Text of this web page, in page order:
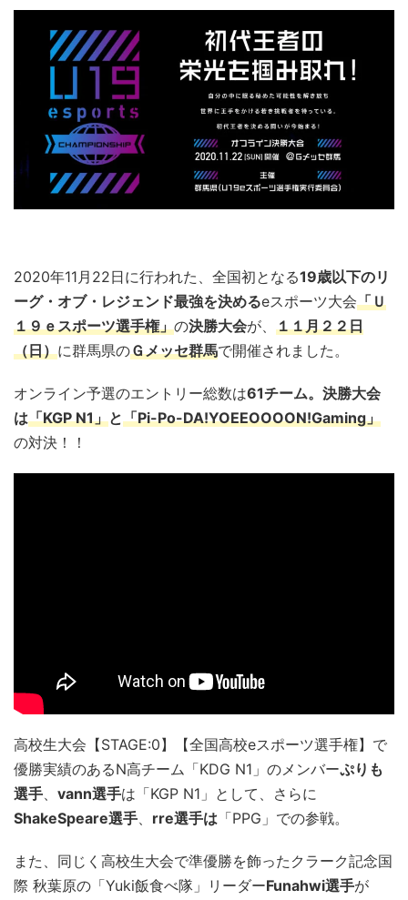
2020年11月22日に行われた、全国初となる19歳以下のリ
ーグ・オブ・レジェンド最強を決めるeスポーツ大会「Ｕ
１９ｅスポーツ選手権」の決勝大会が、 １１月２２日
（日）に群馬県のＧメッセ群馬で開催されました。
オンライン予選のエントリー総数は61チーム。決勝大会
は「KGP N1」と「Pi-Po-DA!YOEEOOOON!Gaming」
の対決！！
高校生大会【STAGE:0】【全国高校eスポーツ選手権】で
優勝実績のあるN高チーム「KDG N1」のメンバーぷりも
選手、 vann選手は「KGP N1」として、さらに
ShakeSpeare選手、 rre選手は 「PPG」での参戦。
また、同じく高校生大会で準優勝を飾ったクラーク記念国
際 秋葉原の「Yuki飯食べ隊」リーダーFunahwi選手が